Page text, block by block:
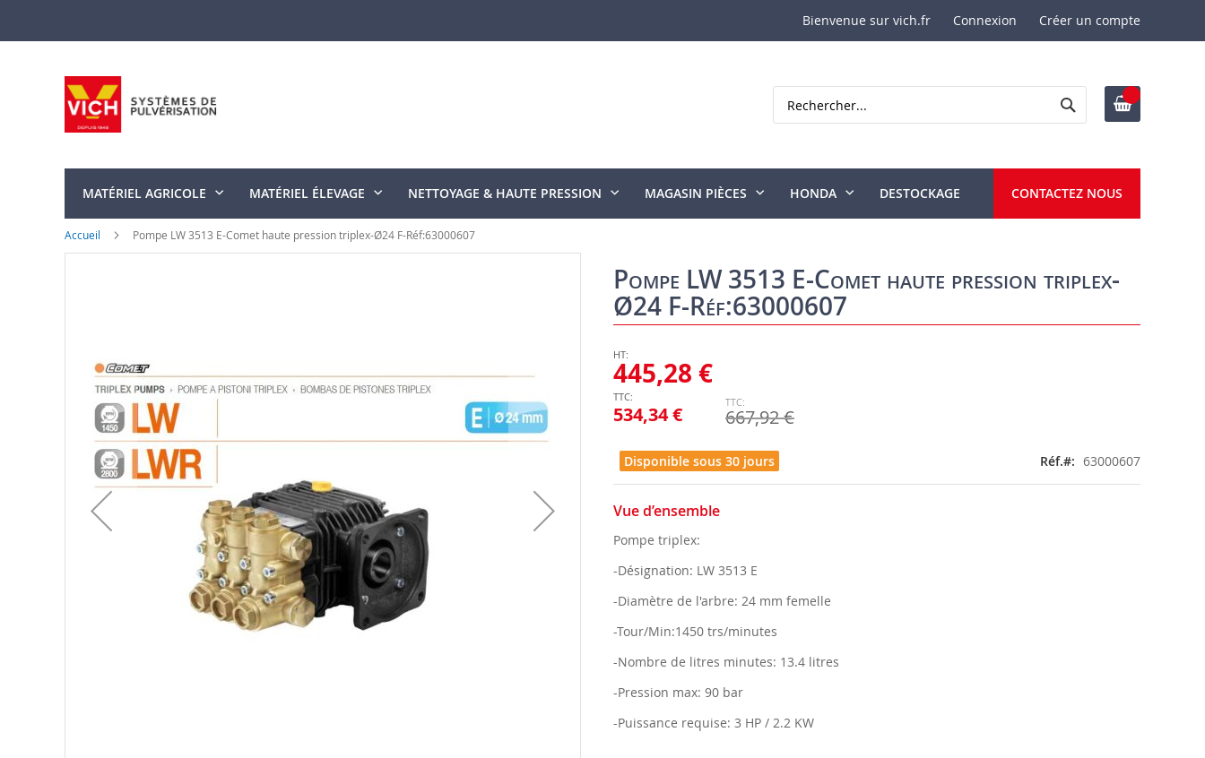
Bienvenue sur vich.fr Connexion Créer un compte
contenu
Rechercher
MATÉRIEL AGRICOLE MATÉRIEL ÉLEVAGE NETTOYAGE & HAUTE PRESSION MAGASIN PIÈCES HONDA DESTOCKAGE CONTACTEZ NOUS
Accueil Pompe LW 3513 E-Comet haute pression triplex-Ø24 F-Réf:63000607
Pompe LW 3513 E-Comet haute pression triplex-
Ø24 F-Réf:63000607
534,34 €
445,28 €
667,92 €
Disponible sous 30 jours Réf. 63000607
Vue d’ensemble
Pompe triplex:
-Désignation: LW 3513 E
-Diamètre de l'arbre: 24 mm femelle
-Tour/Min:1450 trs/minutes
-Nombre de litres minutes: 13.4 litres
-Pression max: 90 bar
-Puissance requise: 3 HP / 2.2 KW
images
gallery